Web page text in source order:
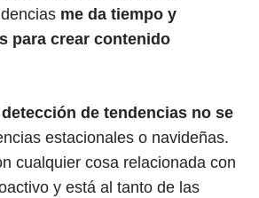
me da tiempo y
para crear contenido
de tendencias no se
estacionales o navideñas.
cualquier cosa relacionada con
y está al tanto de las